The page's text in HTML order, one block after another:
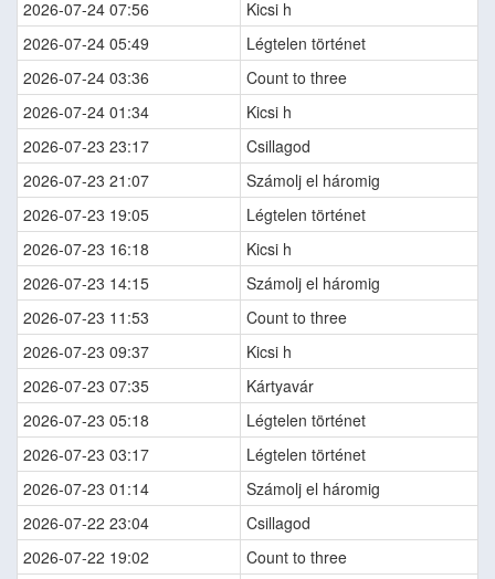
2026-07-24 07:56
Kicsi h
2026-07-24 05:49
Légtelen történet
2026-07-24 03:36
Count to three
2026-07-24 01:34
Kicsi h
2026-07-23 23:17
Csillagod
2026-07-23 21:07
Számolj el háromig
2026-07-23 19:05
Légtelen történet
2026-07-23 16:18
Kicsi h
2026-07-23 14:15
Számolj el háromig
2026-07-23 11:53
Count to three
2026-07-23 09:37
Kicsi h
2026-07-23 07:35
Kártyavár
2026-07-23 05:18
Légtelen történet
2026-07-23 03:17
Légtelen történet
2026-07-23 01:14
Számolj el háromig
2026-07-22 23:04
Csillagod
2026-07-22 19:02
Count to three